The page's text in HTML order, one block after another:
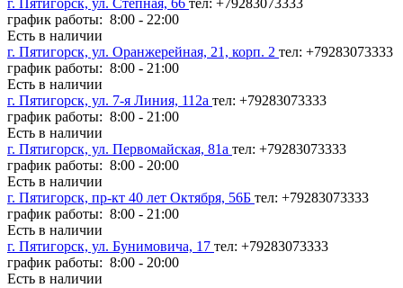
г. Пятигорск, ул. Степная, 66 тел: +79283073333
график работы: 8:00 - 22:00
Есть в наличии
г. Пятигорск, ул. Оранжерейная, 21, корп. 2 тел: +79283073333
график работы: 8:00 - 21:00
Есть в наличии
г. Пятигорск, ул. 7-я Линия, 112а тел: +79283073333
график работы: 8:00 - 21:00
Есть в наличии
г. Пятигорск, ул. Первомайская, 81а тел: +79283073333
график работы: 8:00 - 20:00
Есть в наличии
г. Пятигорск, пр-кт 40 лет Октября, 56Б тел: +79283073333
график работы: 8:00 - 21:00
Есть в наличии
г. Пятигорск, ул. Бунимовича, 17 тел: +79283073333
график работы: 8:00 - 20:00
Есть в наличии